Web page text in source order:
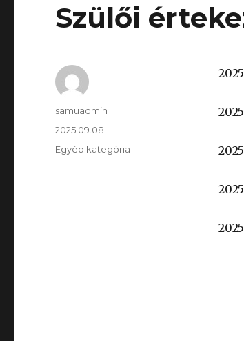
Szülői
Szerző
samuadmin
Közzétéve
2025.09.08.
Kategória
Egyéb kategória